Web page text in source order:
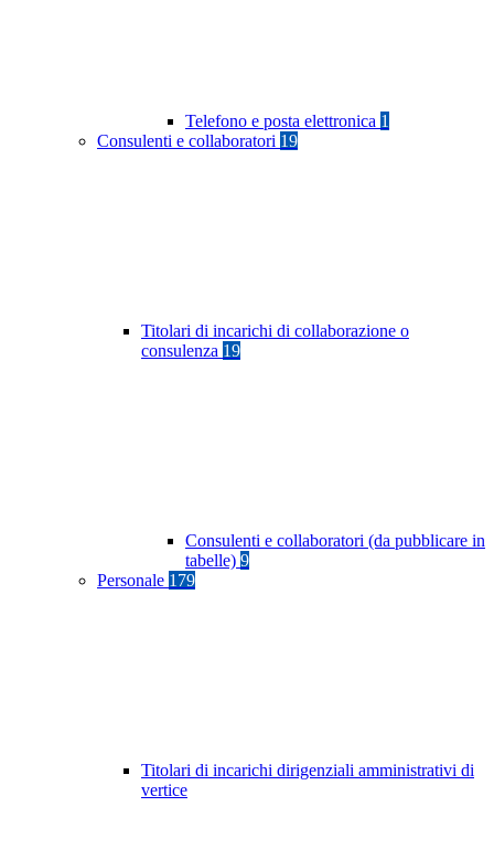
Telefono e posta elettronica 1
Consulenti e collaboratori 19
Titolari di incarichi di collaborazione o
consulenza 19
Consulenti e collaboratori (da pubblicare in
tabelle) 9
Personale 179
Titolari di incarichi dirigenziali amministrativi di
vertice